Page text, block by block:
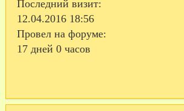
Последний визит:
12.04.2016 18:56
Провел на форуме:
17 дней 0 часов